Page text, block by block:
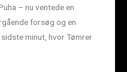
– nu ventede en
forsøg og en
minut, hvor Tømrer